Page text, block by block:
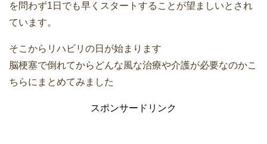
を問わず1日でも早くスタートすることが望ましいとされ
ています。
そこからリハビリの日が始まります
脳梗塞で倒れてからどんな風な治療や介護が必要なのかこ
ちらにまとめてみました
スポンサードリンク